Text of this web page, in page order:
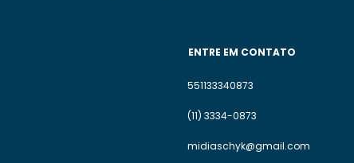
ENTRE EM CONTATO
551133340873
(11) 3334-0873
midiaschyk@gmail.com